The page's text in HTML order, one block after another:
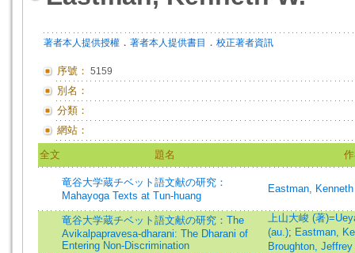
著者本人提供授權 ． 著者本人提供書目 ． 校正著者資訊
序號： 5159
別名：
分類：
網站：
全文 題名
竜谷大学蔵チベット語文献の研究：
Mahayoga Texts at Tun-huang
Eastman,
竜谷大学蔵チベット語文献の研究：The
Avikalpapravesa-dharani: The Dharani of
Entering Non-Discrimination
上山大峻 (著
(au.); Eastman,
Broughton,